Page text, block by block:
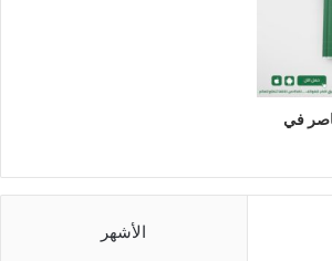
في
الأشهر